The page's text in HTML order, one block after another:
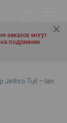
заказов могут
подрамник
Jethro Tull – Ian